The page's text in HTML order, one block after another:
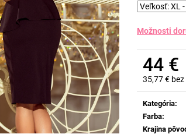
Možnosti
44 €
35,77 € bez
Jednotková
cena:
Kategória:
Farba:
Krajina